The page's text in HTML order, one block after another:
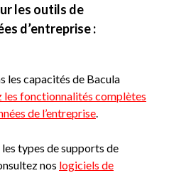
les outils de
d’entreprise :
les capacités de Bacula
les fonctionnalités complètes
de l’entreprise.
types de supports de
nos logiciels de